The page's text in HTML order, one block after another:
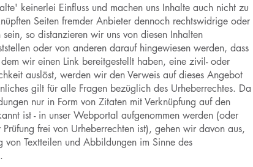
keinerlei Einfluss und machen uns Inhalte auch nicht zu
Seiten fremder Anbieter dennoch rechtswidrige oder
so distanzieren wir uns von diesen Inhalten
oder von anderen darauf hingewiesen werden, dass
wir einen Link bereitgestellt haben, eine zivil- oder
auslöst, werden wir den Verweis auf dieses Angebot
gilt für alle Fragen bezüglich des Urheberrechtes. Da
nur in Form von Zitaten mit Verknüpfung auf den
ist - in unser Webportal aufgenommen werden (oder
frei von Urheberrechten ist), gehen wir davon aus,
von Textteilen und Abbildungen im Sinne des